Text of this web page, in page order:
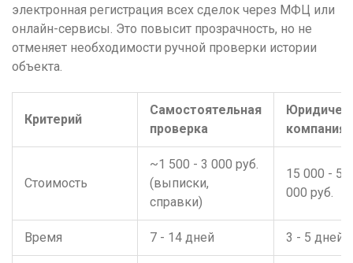
электронная регистрация всех сделок через МФЦ или
онлайн-сервисы. Это повысит прозрачность, но не
отменяет необходимости ручной проверки истории
объекта.
Критерий
Самостоятельная
проверка
компания
Стоимость
~1 500 - 3 000 руб.
(выписки,
справки)
15 000 - 50
000 руб.
Время 7 - 14 дней 3 - 5 дней